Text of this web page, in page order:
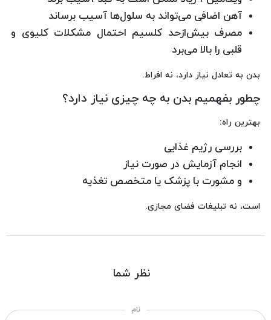
آهن اضافی می‌تواند به سلول‌ها آسیب برساند
مصرف بیش‌ازحد کلسیم احتمال مشکلات کلیوی و
قلبی را بالا می‌برد
بدن به تعادل نیاز دارد، نه افراط.
چطور بفهمیم بدن به چه چیزی نیاز دارد؟
بهترین راه:
بررسی رژیم غذایی
انجام آزمایش در صورت نیاز
و مشورت با پزشک یا متخصص تغذیه
است، نه تبلیغات فضای مجازی.
نظر شما
نام